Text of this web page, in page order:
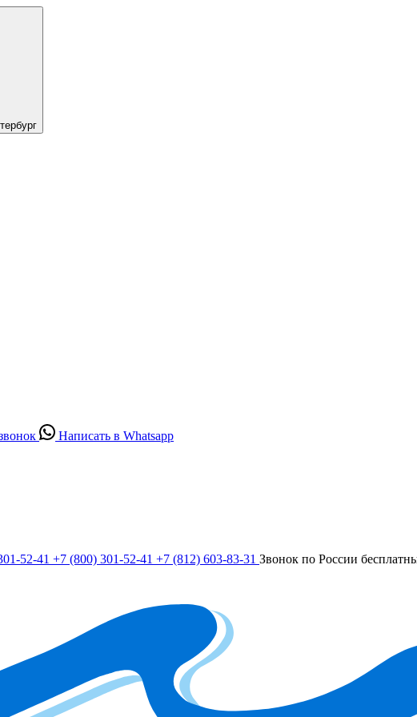
Написать в Whatsapp
52-41 +7 (800) 301-52-41 +7 (812) 603-83-31 Звонок по России